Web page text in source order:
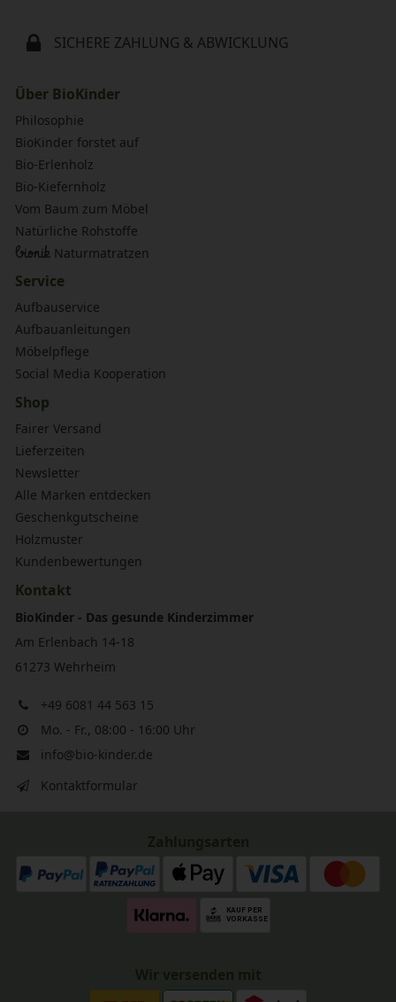
SICHERE ZAHLUNG & ABWICKLUNG
Über BioKinder
Philosophie
BioKinder forstet auf
Bio-Erlenholz
Bio-Kiefernholz
Vom Baum zum Möbel
Natürliche Rohstoffe
bionik Naturmatratzen
Service
Aufbauservice
Aufbauanleitungen
Möbelpflege
Social Media Kooperation
Shop
Fairer Versand
Lieferzeiten
Newsletter
Alle Marken entdecken
Geschenkgutscheine
Holzmuster
Kundenbewertungen
Kontakt
BioKinder - Das gesunde Kinderzimmer
Am Erlenbach 14-18
61273 Wehrheim
+49 6081 44 563 15
Mo. - Fr., 08:00 - 16:00 Uhr
info@bio-kinder.de
Kontaktformular
Zahlungsarten
Wir versenden mit